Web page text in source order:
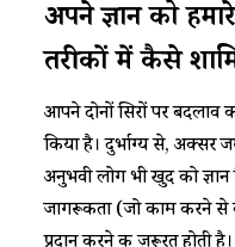
अपने ज्ञान को
तरीकोंमें कैसे
आपने दोनों सिरों पर
किया है। दुर्भाग्य से, अक्सर
अनुभवी लोग भी खुद को ज्ञान
जागरूकता (जो काम करने से